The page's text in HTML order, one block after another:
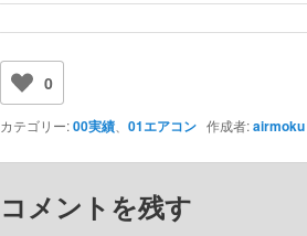
0
カテゴリー:00実績、 01エアコン作成者:airmoku
コメントを残す